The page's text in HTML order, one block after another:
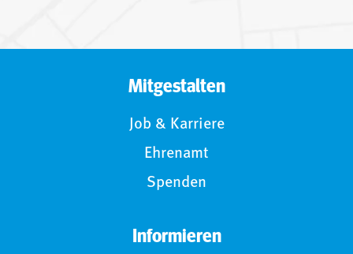
Mitgestalten
Job & Karriere
Ehrenamt
Spenden
Informieren